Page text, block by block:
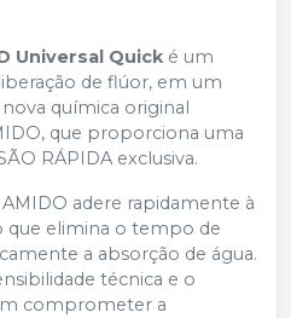
Universal Quické um
de flúor, em um
química original
que proporciona uma
RÁPIDA exclusiva.
adere rapidamente à
que elimina o tempo de
a absorção de água.
técnica e o
comprometer a